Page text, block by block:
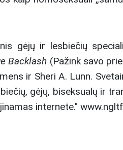
gėjų ir lesbiečių
Backlash (Pažink savo
ir Sheri A. Lunn.
gėjų, biseksualų ir
internete."